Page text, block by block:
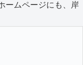
ームページにも、岸